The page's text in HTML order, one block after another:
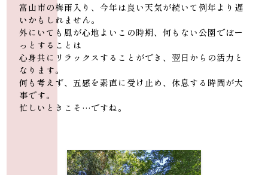
富山市の梅雨入り、今年は良い天気が続いて例年より遅
いかもしれません。
外にいても風が心地よいこの時期、何もない公園でぼー
っとすることは
心身共にリラックスすることができ、翌日からの活力と
なります。
何も考えず、五感を素直に受け止め、休息する時間が大
事です。
忙しいときこそ…ですね。
富山市で腰痛・肩こりなどストレス解消に効果的な「リラクゼーショ
ンサロンclary」